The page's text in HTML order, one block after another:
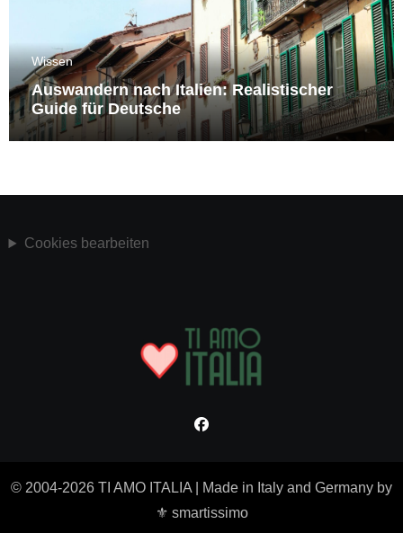
Wissen
Auswandern nach Italien: Realistischer
Guide für Deutsche
Cookies bearbeiten
© 2004-2026 TI AMO ITALIA
Made in Italy and Germany by
⚜ smartissimo